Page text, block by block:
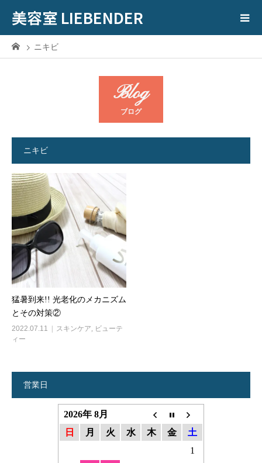
美容室 LIEBENDER
ニキビ
Blog
ブログ
ニキビ
猛暑到来!! 光老化のメカニズム
とその対策②
2022.07.11 スキンケア, ビューテ
ィー
営業日
2026年 8月
日
月 火 水 木 金
土
1